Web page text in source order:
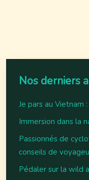
Nos derniers
Je pars au Vietnam
Immersion dans la
Passionnés de
conseils de
Pédaler sur la wild